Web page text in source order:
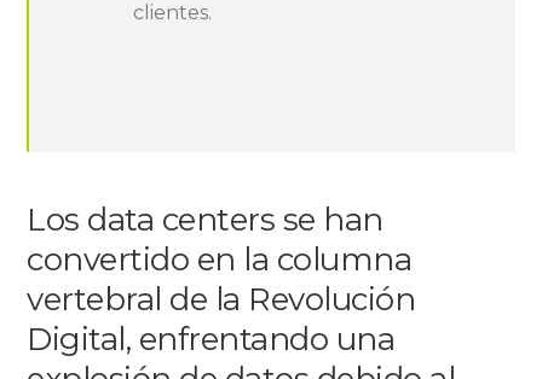
clientes.
Los data centers se han
convertido en la columna
vertebral de la Revolución
Digital, enfrentando una